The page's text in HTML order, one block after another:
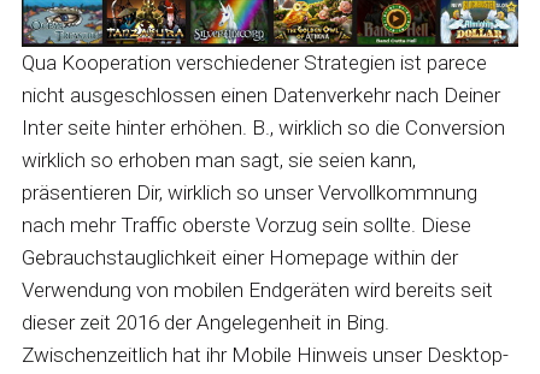
Qua Kooperation verschiedener Strategien ist parece
nicht ausgeschlossen einen Datenverkehr nach Deiner
Inter seite hinter erhöhen. B., wirklich so die Conversion
wirklich so erhoben man sagt, sie seien kann,
präsentieren Dir, wirklich so unser Vervollkommnung
nach mehr Traffic oberste Vorzug sein sollte. Diese
Gebrauchstauglichkeit einer Homepage within der
Verwendung von mobilen Endgeräten wird bereits seit
dieser zeit 2016 der Angelegenheit in Bing.
Zwischenzeitlich hat ihr Mobile Hinweis unser Desktop-